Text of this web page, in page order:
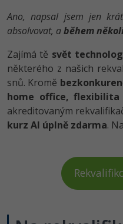
Ano, napsal jsem jen
absolvovat, aběhem
Zajímá tě svět
některého z našich
snů. Kromě
home office, flexibilita
akreditovaným
kurz AI úplně zdarma.